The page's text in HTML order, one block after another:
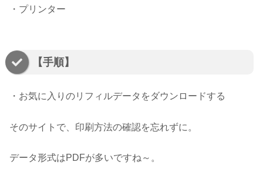
・ プリンター
【手順】
・ お気に入りのリフィルデータをダウンロードする
そのサイトで、印刷方法の確認を忘れずに。
データ形式はPDFが多いですね～。